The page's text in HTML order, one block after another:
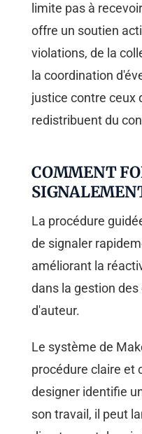
limite pas à
offre un soutien
violations, de la
la coordination
justice contre ceux
redistribuent du
COMMENT
La procédure
de signaler
améliorant la
dans la gestion
d'auteur.
Le système de
procédure claire et
designer identifie
son travail, il peut